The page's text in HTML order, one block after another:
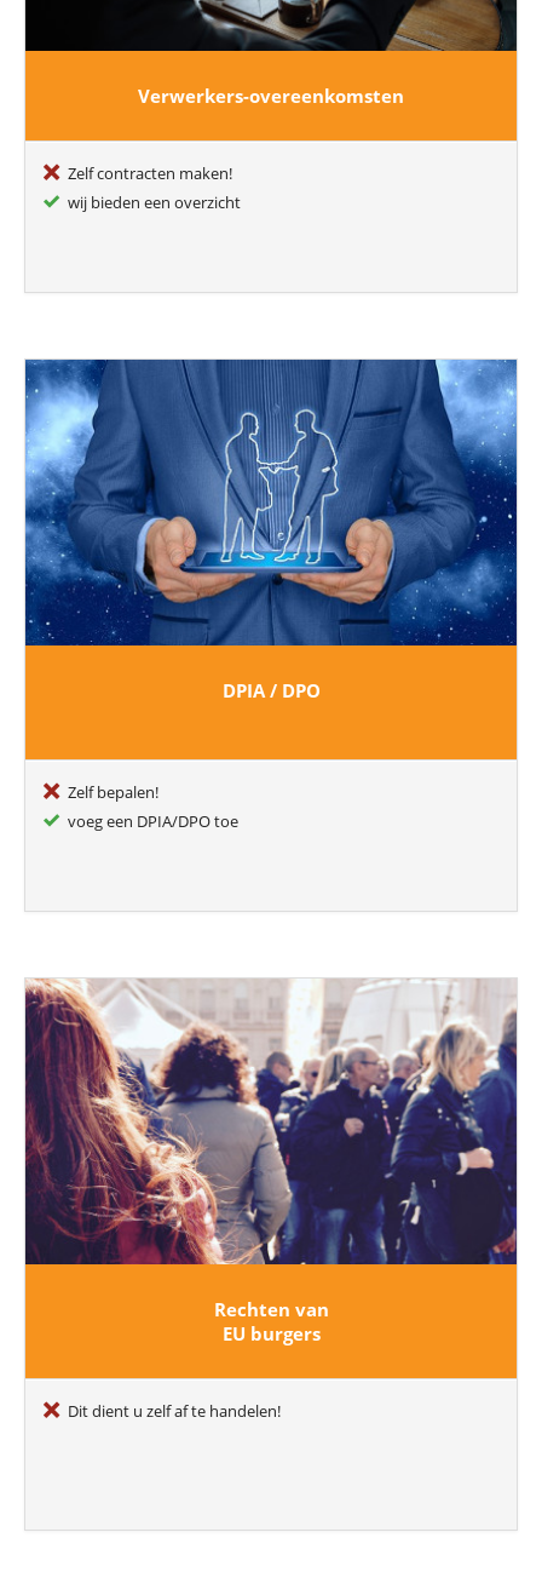
Verwerkers-overeenkomsten
Zelf contracten maken!
wij bieden een overzicht
DPIA / DPO
Zelf bepalen!
voeg een DPIA/DPO toe
Rechten van
EU burgers
Dit dient u zelf af te handelen!